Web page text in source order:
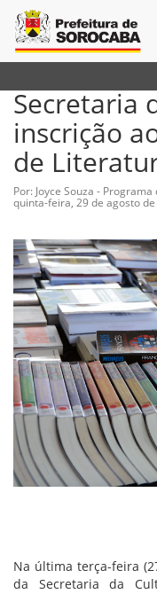
Secretaria
inscrição
de
Por: Joyce Souza -
quinta-feira, 29 de agosto
Na última terça-feira
da Secretaria da